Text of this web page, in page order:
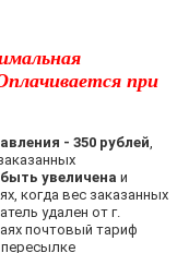
при
- 350 рублей
увеличена и
когда вес заказанных
удален от г.
почтовый тариф
пересылке